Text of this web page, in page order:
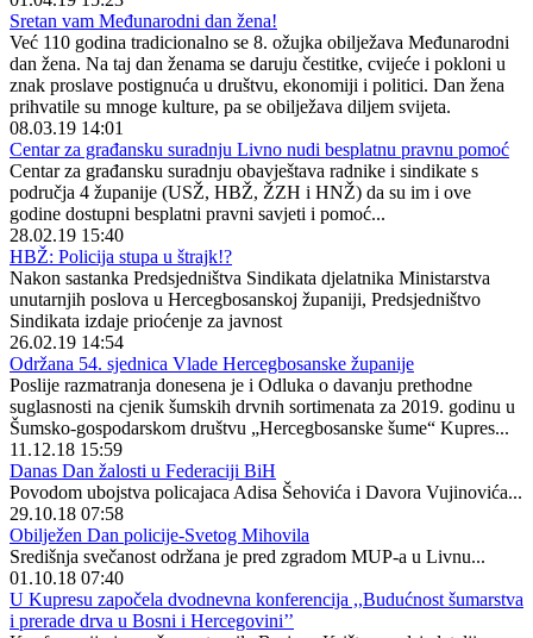
Sretan vam Međunarodni dan žena!
Već 110 godina tradicionalno se 8. ožujka obilježava Međunarodni
dan žena. Na taj dan ženama se daruju čestitke, cvijeće i pokloni u
znak proslave postignuća u društvu, ekonomiji i politici. Dan žena
prihvatile su mnoge kulture, pa se obilježava diljem svijeta.
08.03.19 14:01
Centar za građansku suradnju Livno nudi besplatnu pravnu pomoć
Centar za građansku suradnju obavještava radnike i sindikate s
područja 4 županije (USŽ, HBŽ, ŽZH i HNŽ) da su im i ove
godine dostupni besplatni pravni savjeti i pomoć...
28.02.19 15:40
HBŽ: Policija stupa u štrajk!?
Nakon sastanka Predsjedništva Sindikata djelatnika Ministarstva
unutarnjih poslova u Hercegbosanskoj županiji, Predsjedništvo
Sindikata izdaje prioćenje za javnost
26.02.19 14:54
Održana 54. sjednica Vlade Hercegbosanske županije
Poslije razmatranja donesena je i Odluka o davanju prethodne
suglasnosti na cjenik šumskih drvnih sortimenata za 2019. godinu u
Šumsko-gospodarskom društvu „Hercegbosanske šume“ Kupres...
11.12.18 15:59
Danas Dan žalosti u Federaciji BiH
Povodom ubojstva policajaca Adisa Šehovića i Davora Vujinovića...
29.10.18 07:58
Obilježen Dan policije-Svetog Mihovila
Središnja svečanost održana je pred zgradom MUP-a u Livnu...
01.10.18 07:40
U Kupresu započela dvodnevna konferencija ,,Budućnost šumarstva
i prerade drva u Bosni i Hercegovini’’